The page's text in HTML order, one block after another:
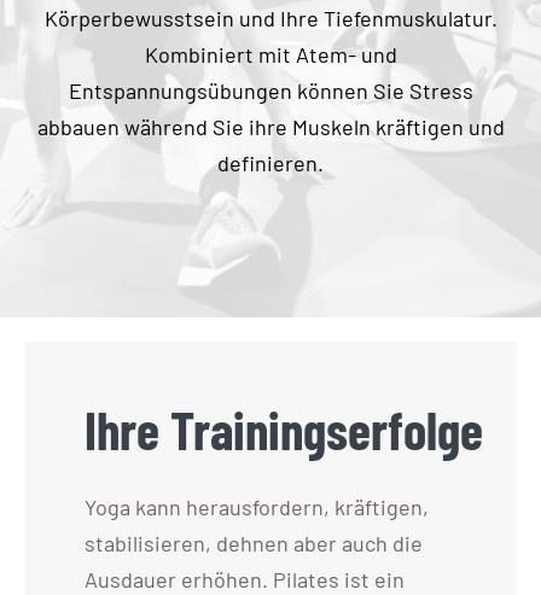
Körperbewusstsein und Ihre Tiefenmuskulatur.
Kombiniert mit Atem- und
Entspannungsübungen können Sie Stress
abbauen während Sie ihre Muskeln kräftigen und
definieren.
Ihre Trainingserfolge
Yoga kann herausfordern, kräftigen,
stabilisieren, dehnen aber auch die
Ausdauer erhöhen. Pilates ist ein